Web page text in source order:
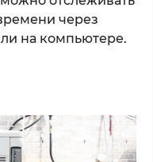
через
на компьютере.